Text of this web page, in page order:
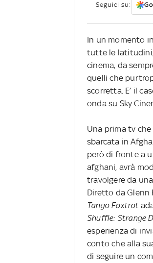
Seguici su:
In un momento
tutte le latitudini,
cinema, da
quelli che
scorretta. E’ il
onda su Sky
Una prima tv
sbarcata in
però di fronte a
afghani, avrà
travolgere da
Diretto da Glenn
Tango Foxtrot
Shuffle: Strange
esperienza di
conto che alla
di seguire un